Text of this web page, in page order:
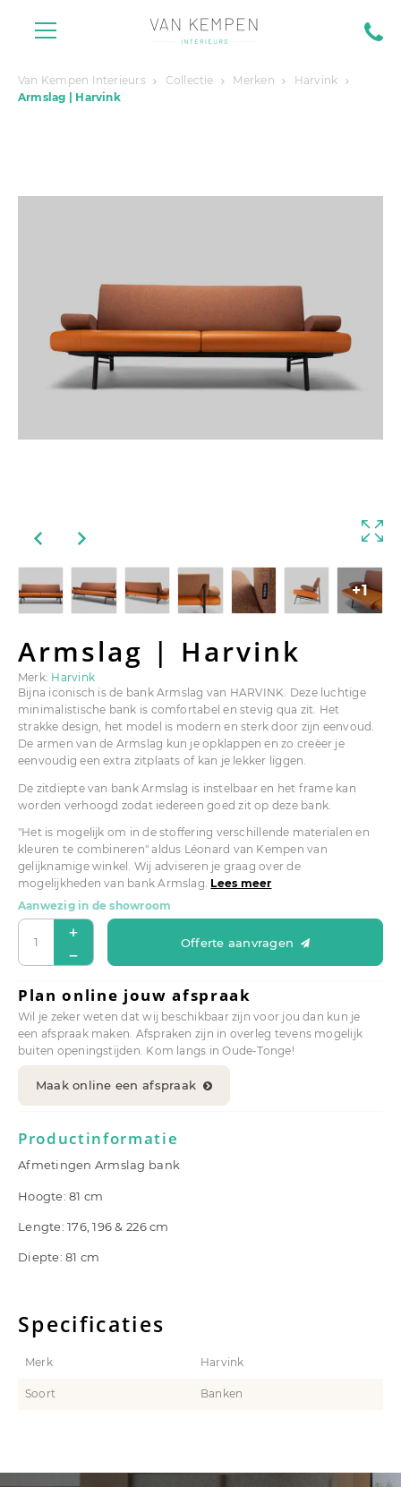
Van Kempen Interieurs Collectie Merken
Harvink
Armslag | Harvink
+1
Armslag | Harvink
Merk: Harvink
Bijna iconisch is de bank Armslag van HARVINK. Deze luchtige
minimalistische bank is comfortabel en stevig qua zit. Het
strakke design, het model is modern en sterk door zijn eenvoud.
De armen van de Armslag kun je opklappen en zo creëer je
eenvoudig een extra zitplaats of kan je lekker liggen.
De zitdiepte van bank Armslag is instelbaar en het frame kan
worden verhoogd zodat iedereen goed zit op deze bank.
"Het is mogelijk om in de stoffering verschillende materialen en
kleuren te combineren" aldus Léonard van Kempen van
gelijknamige winkel. Wij adviseren je graag over de
mogelijkheden van bank Armslag. Lees meer
Aanwezig in de showroom
Offerte aanvragen
Plan online jouw afspraak
Wil je zeker weten dat wij beschikbaar zijn voor jou dan kun je
een afspraak maken. Afspraken zijn in overleg tevens mogelijk
buiten openingstijden. Kom langs in Oude-Tonge!
Maak online een afspraak
Productinformatie
Afmetingen Armslag bank
Hoogte: 81 cm
Lengte: 176, 196 & 226 cm
Diepte: 81 cm
Specificaties
Merk Harvink
Soort Banken